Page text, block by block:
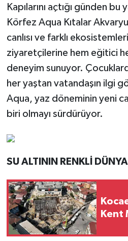
Kapılarını açtığı günden
Körfez Aqua Kıtalar
canlısı ve farklı
ziyaretçilerine hem eğitici
deneyim sunuyor.
her yaştan vatandaşın ilgi
Aqua, yaz döneminin yeni
biri olmayı sürdürüyor.
SU ALTININ RENKLİ
Kent